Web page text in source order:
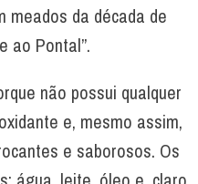
meados da década de
ao Pontal”.
não possui qualquer
e, mesmo assim,
e saborosos. Os